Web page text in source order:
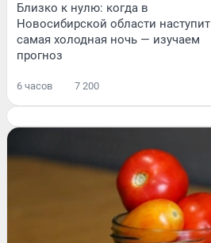
Близко к нулю: когда в
Новосибирской области наступит
самая холодная ночь — изучаем
прогноз
6 часов 7 200